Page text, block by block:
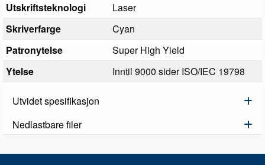
Utskriftsteknologi
Laser
Skriverfarge
Cyan
Patronytelse
Super High Yield
Ytelse
Inntil 9000 sider ISO/IEC 19798
Utvidet spesifikasjon
Nedlastbare filer